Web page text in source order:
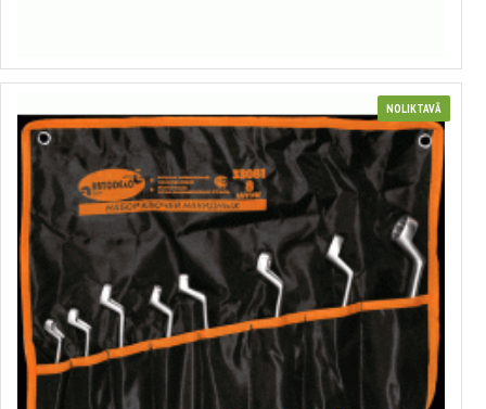
NOLIKTAVĀ
Gredzenatslēgu komplekts